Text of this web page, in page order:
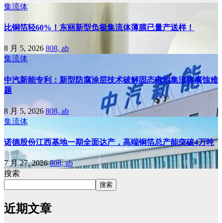
集流体
比铜箔轻60%！东丽新型负极集流体薄膜已量产送样！
8 月 5, 2026 808, ab
集流体
中汽新能专利：新型防腐涂层技术破解固态电池集流体腐蚀难
题
8 月 5, 2026 808, ab
集流体
诺德股份江西基地一期全面达产，高端铜箔总产能突破4万吨
7 月 27, 2026808, ab
搜索
搜索
近期文章